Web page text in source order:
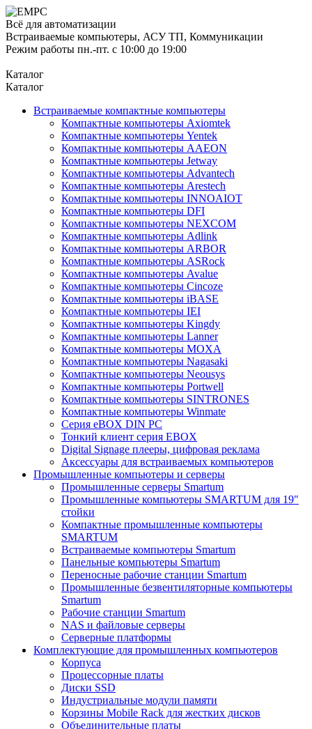
Всё для автоматизации
Встраиваемые компьютеры, АСУ ТП, Коммуникации
Режим работы пн.-пт. с 10:00 до 19:00
Каталог
Каталог
Встраиваемые компактные компьютеры
Компактные компьютеры Axiomtek
Компактные компьютеры Yentek
Компактные компьютеры AAEON
Компактные компьютеры Jetway
Компактные компьютеры Advantech
Компактные компьютеры Arestech
Компактные компьютеры INNOAIOT
Компактные компьютеры DFI
Компактные компьютеры NEXCOM
Компактные компьютеры Adlink
Компактные компьютеры ARBOR
Компактные компьютеры ASRock
Компактные компьютеры Avalue
Компактные компьютеры Cincoze
Компактные компьютеры iBASE
Компактные компьютеры IEI
Компактные компьютеры Kingdy
Компактные компьютеры Lanner
Компактные компьютеры MOXA
Компактные компьютеры Nagasaki
Компактные компьютеры Neousys
Компактные компьютеры Portwell
Компактные компьютеры SINTRONES
Компактные компьютеры Winmate
Серия eBOX DIN PC
Тонкий клиент серия EBOX
Digital Signage плееры, цифровая реклама
Аксессуары для встраиваемых компьютеров
Промышленные компьютеры и серверы
Промышленные серверы Smartum
Промышленные компьютеры SMARTUM для 19"
стойки
Компактные промышленные компьютеры
SMARTUM
Встраиваемые компьютеры Smartum
Панельные компьютеры Smartum
Переносные рабочие станции Smartum
Промышленные безвентиляторные компьютеры
Smartum
Рабочие станции Smartum
NAS и файловые серверы
Серверные платформы
Комплектующие для промышленных компьютеров
Корпуса
Процессорные платы
Диски SSD
Индустриальные модули памяти
Корзины Mobile Rack для жестких дисков
Объединительные платы